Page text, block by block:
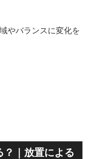
やバランスに変化を
？｜放置による